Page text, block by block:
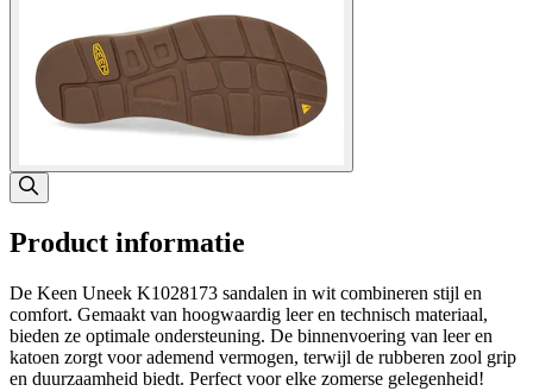
Product informatie
De Keen Uneek K1028173 sandalen in wit combineren stijl en
comfort. Gemaakt van hoogwaardig leer en technisch materiaal,
bieden ze optimale ondersteuning. De binnenvoering van leer en
katoen zorgt voor ademend vermogen, terwijl de rubberen zool grip
en duurzaamheid biedt. Perfect voor elke zomerse gelegenheid!